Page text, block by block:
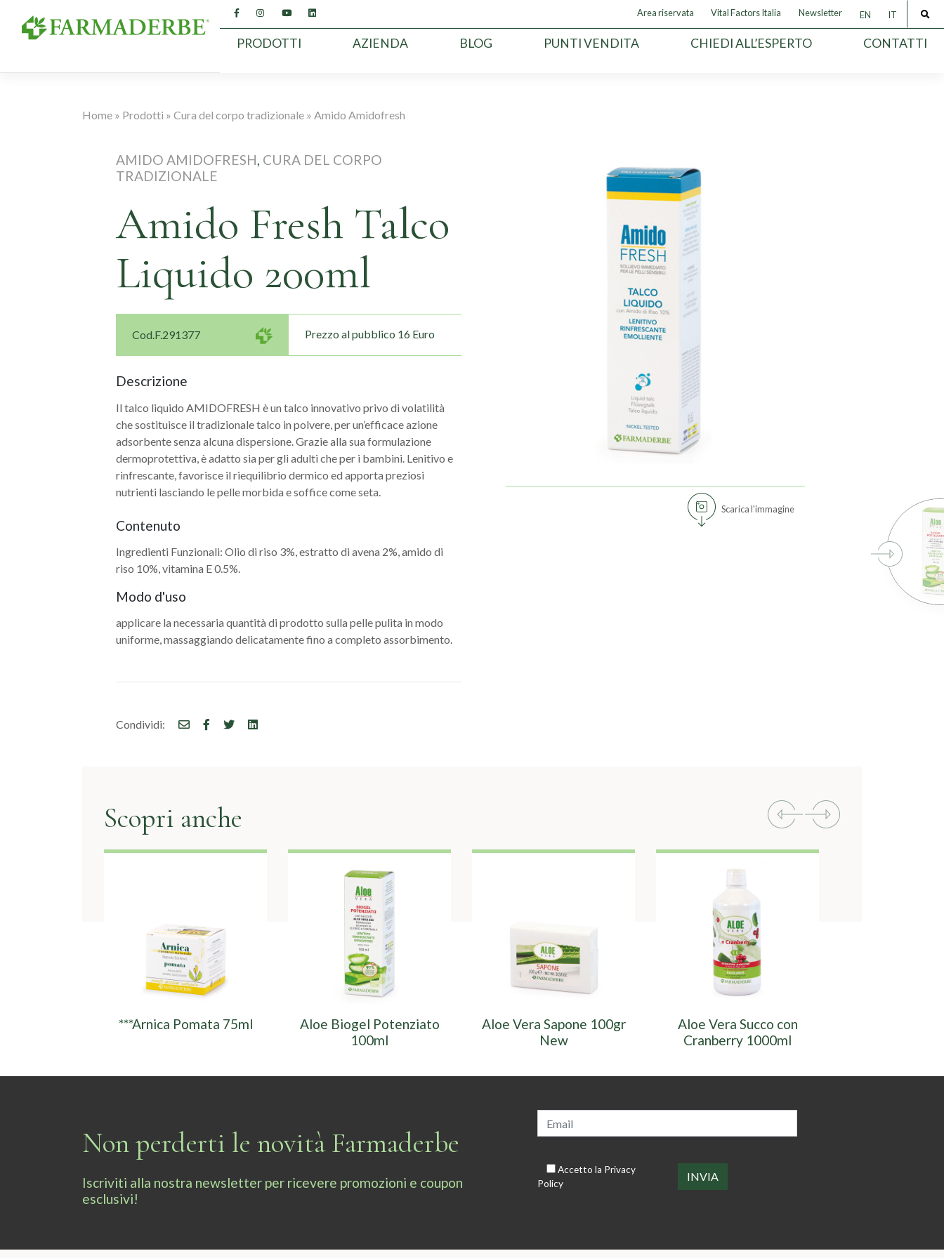
contenuto
Area riservata Vital Factors Italia Newsletter EN IT
PRODOTTI AZIENDA BLOG PUNTI VENDITA CHIEDI ALL’ESPERTO CONTATTI
Home » Prodotti » Cura del corpo tradizionale » Amido Amidofresh
AMIDO AMIDOFRESH, CURA DEL CORPO
TRADIZIONALE
Amido Fresh Talco
Liquido 200ml
Cod.F.291377 Prezzo al pubblico 16 Euro
Descrizione
Il talco liquido AMIDOFRESH è un talco innovativo privo di volatilità
che sostituisce il tradizionale talco in polvere, per un’efficace azione
adsorbente senza alcuna dispersione. Grazie alla sua formulazione
dermoprotettiva, è adatto sia per gli adulti che per i bambini. Lenitivo e
rinfrescante, favorisce il riequilibrio dermico ed apporta preziosi
nutrienti lasciando le pelle morbida e soffice come seta.
Contenuto
Ingredienti Funzionali: Olio di riso 3%, estratto di avena 2%, amido di
riso 10%, vitamina E 0.5%.
Modo d'uso
applicare la necessaria quantità di prodotto sulla pelle pulita in modo
uniforme, massaggiando delicatamente fino a completo assorbimento.
Condividi:
Scarica l'immagine
Navigazione
Scopri anche PreviousNext
***Arnica Pomata 75ml
Aloe Biogel Potenziato
100ml
Aloe Vera Sapone 100gr
New
Aloe Vera Succo con
Cranberry 1000ml
Non perderti le novità Farmaderbe
Iscriviti alla nostra newsletter per ricevere promozioni e coupon
esclusivi!
Accetto la Privacy
Policy